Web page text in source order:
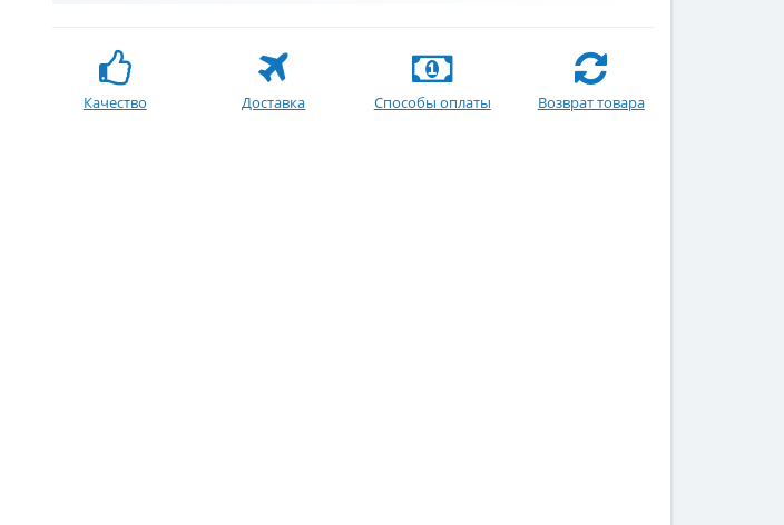
Качество Доставка Способы оплаты Возврат товара